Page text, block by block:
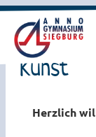
Kunst
Herzlich